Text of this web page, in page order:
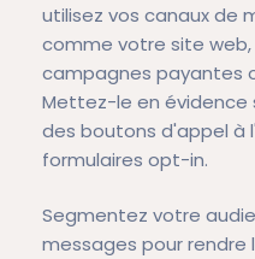
utilisez vos canaux de
comme votre site web,
campagnes payantes
Mettez-le en évidence
des boutons d'appel à
formulaires opt-in.
Segmentez votre
messages pour rendre